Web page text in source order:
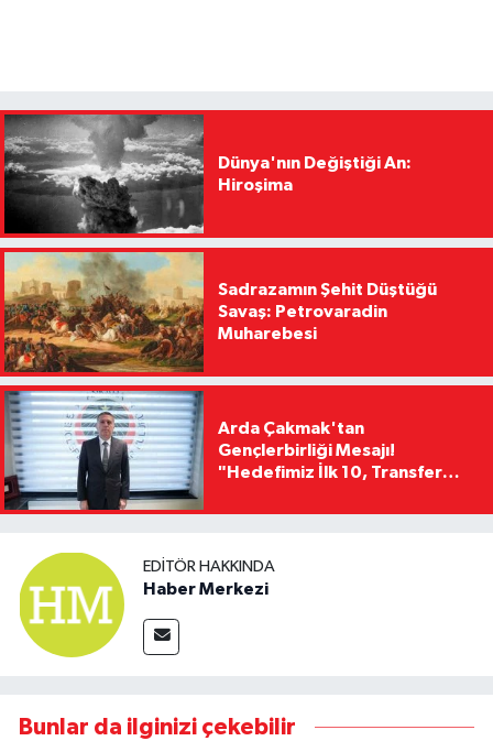
Dünya'nın Değiştiği An:
Hiroşima
Sadrazamın Şehit Düştüğü
Savaş: Petrovaradin
Muharebesi
Arda Çakmak'tan
Gençlerbirliği Mesajı!
"Hedefimiz İlk 10, Transfer
Kaldıracağız"
EDITÖR HAKKINDA
Haber Merkezi
Bunlar da ilginizi çekebilir